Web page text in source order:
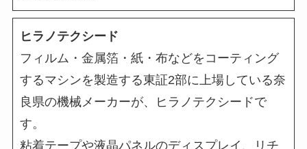
ヒラノテクシード
フィルム・金属箔・紙・布などをコーティング
するマシンを製造する東証2部に上場している奈
良県の機械メーカーが、ヒラノテクシードで
す。
粘着テープや液晶パネルのディスプレイ、リチ